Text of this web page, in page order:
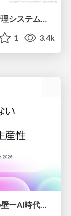
1 3.4k
自動化したのに回らないテスト運用の壁ーAI時代の品質責任と生産性